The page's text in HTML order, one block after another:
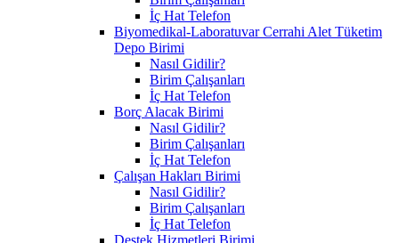
İç Hat Telefon
Biyomedikal-Laboratuvar Cerrahi Alet Tüketim
Depo Birimi
Nasıl Gidilir?
Birim Çalışanları
İç Hat Telefon
Borç Alacak Birimi
Nasıl Gidilir?
Birim Çalışanları
İç Hat Telefon
Çalışan Hakları Birimi
Nasıl Gidilir?
Birim Çalışanları
İç Hat Telefon
Destek Hizmetleri Birimi